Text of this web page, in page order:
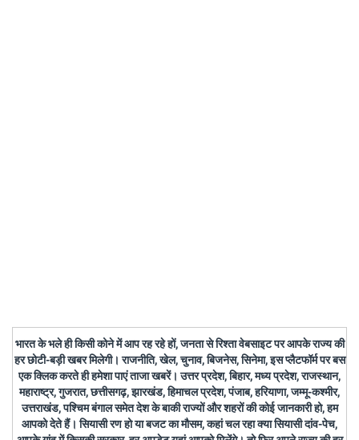
भारत के भले ही किसी कोने में आप रह रहे हों, जनता से रिश्ता वेबसाइट पर आपके राज्य की
हर छोटी-बड़ी खबर मिलेगी। राजनीति, खेल, चुनाव, बिजनेस, सिनेमा, इस प्लैटफॉर्म पर बस
एक क्लिक करते ही हमेशा पाएं ताजा खबरें। उत्तर प्रदेश, बिहार, मध्य प्रदेश, राजस्थान,
महाराष्ट्र, गुजरात, छत्तीसगढ़, झारखंड, हिमाचल प्रदेश, पंजाब, हरियाणा, जम्मू-कश्मीर,
उत्तराखंड, पश्चिम बंगाल समेत देश के बाकी राज्यों और शहरों की कोई जानकारी हो, हम
आपको देते हैं। सियासी रण हो या बजट का मौसम, कहां चल रहा क्या सियासी दांव-पेच,